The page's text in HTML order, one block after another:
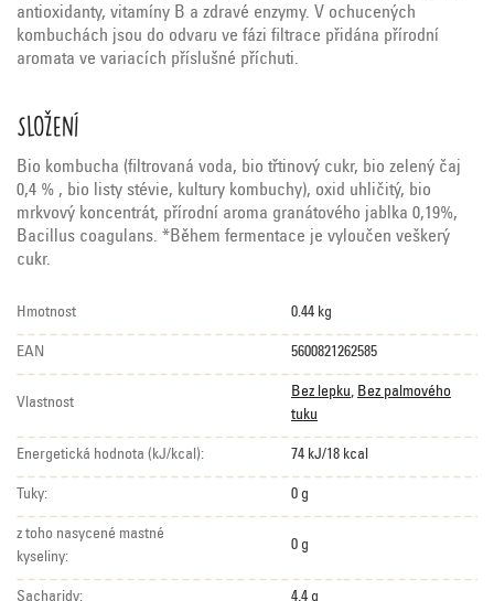
antioxidanty, vitamíny B a zdravé enzymy. V ochucených
kombuchách jsou do odvaru ve fázi filtrace přidána přírodní
aromata ve variacích příslušné příchuti.
Složení
Bio kombucha (filtrovaná voda, bio třtinový cukr, bio zelený čaj
0,4 % , bio listy stévie, kultury kombuchy), oxid uhličitý, bio
mrkvový koncentrát, přírodní aroma granátového jablka 0,19%,
Bacillus coagulans. *Během fermentace je vyloučen veškerý
cukr.
Hmotnost 0.44 kg
EAN 5600821262585
Vlastnost
Bez lepku, Bez palmového
tuku
Energetická hodnota (kJ/kcal): 74 kJ/18 kcal
Tuky: 0 g
z toho nasycené mastné
kyseliny:
0 g
Sacharidy: 4,4 g